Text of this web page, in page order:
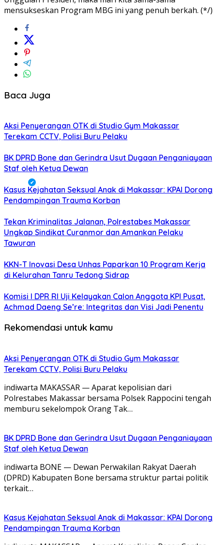
mensukseskan Program MBG ini yang penuh berkah. (*/)
Baca Juga
Aksi Penyerangan OTK di Studio Gym Makassar
Terekam CCTV, Polisi Buru Pelaku
BK DPRD Bone dan Gerindra Usut Dugaan Penganiayaan
Staf oleh Ketua Dewan
Kasus Kejahatan Seksual Anak di Makassar: KPAI Dorong
Pendampingan Trauma Korban
Tekan Kriminalitas Jalanan, Polrestabes Makassar
Ungkap Sindikat Curanmor dan Amankan Pelaku
Tawuran
KKN-T Inovasi Desa Unhas Paparkan 10 Program Kerja
di Kelurahan Tanru Tedong Sidrap
Komisi I DPR RI Uji Kelayakan Calon Anggota KPI Pusat,
Achmad Daeng Se’re: Integritas dan Visi Jadi Penentu
Rekomendasi untuk kamu
Aksi Penyerangan OTK di Studio Gym Makassar
Terekam CCTV, Polisi Buru Pelaku
indiwarta MAKASSAR — Aparat kepolisian dari
Polrestabes Makassar bersama Polsek Rappocini tengah
memburu sekelompok Orang Tak…
BK DPRD Bone dan Gerindra Usut Dugaan Penganiayaan
Staf oleh Ketua Dewan
indiwarta BONE — Dewan Perwakilan Rakyat Daerah
(DPRD) Kabupaten Bone bersama struktur partai politik
terkait…
Kasus Kejahatan Seksual Anak di Makassar: KPAI Dorong
Pendampingan Trauma Korban